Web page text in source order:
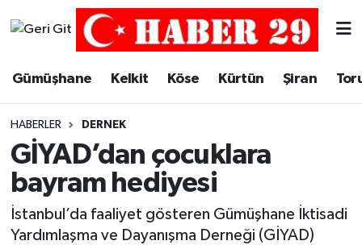
Gümüşhane Kelkit Köse Kürtün Şiran
HABERLER DERNEK
GİYAD’dan çocuklara
bayram hediyesi
İstanbul’da faaliyet gösteren Gümüşhane İktisadi
Yardımlaşma ve Dayanışma Derneği (GİYAD)
Merkez Trafik Yoğunluk Haritası
Süper Lig Puan Durumu ve Fikstür
Tüm Manşetler
Son Dakika Haberleri